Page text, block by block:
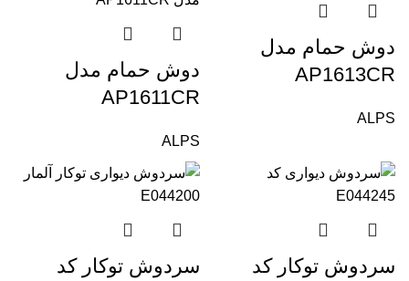
دوش حمام مدل
AP1613CR
ALPS
دوش حمام مدل
AP1611CR
ALPS
سردوش توکار کد
سردوش توکار کد